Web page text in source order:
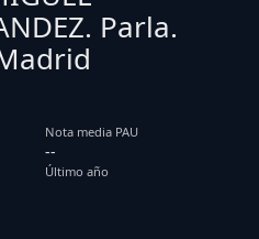
Parla.
Nota media PAU
--
Último año